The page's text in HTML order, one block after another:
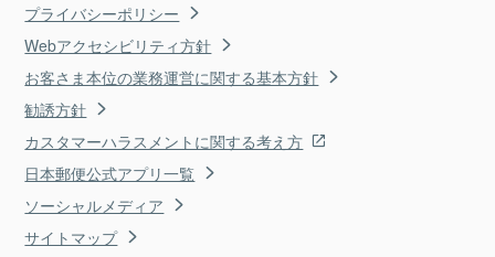
プライバシーポリシー
Webアクセシビリティ方針
お客さま本位の業務運営に関する基本方針
勧誘方針
カスタマーハラスメントに関する考え方
日本郵便公式アプリ一覧
ソーシャルメディア
サイトマップ